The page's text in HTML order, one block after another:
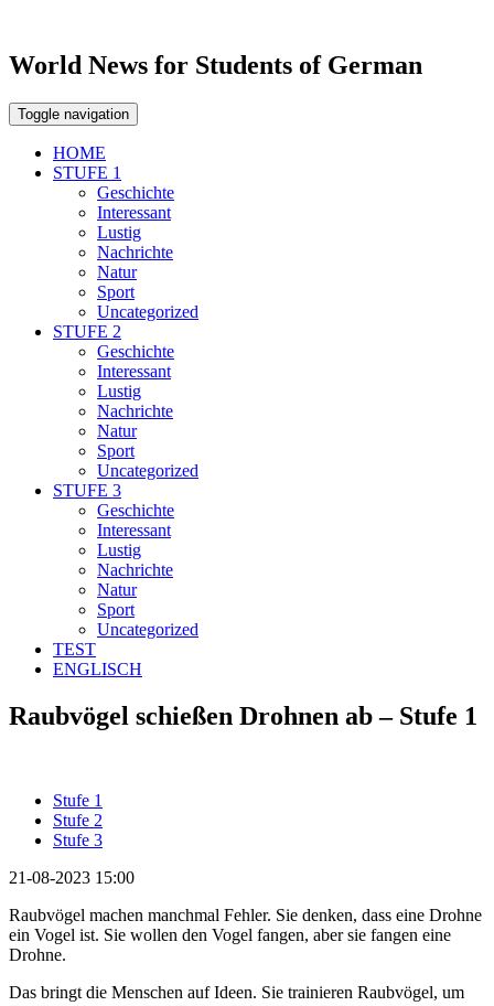
World News for Students of German
Toggle navigation
HOME
STUFE 1
Geschichte
Interessant
Lustig
Nachrichte
Natur
Sport
Uncategorized
STUFE 2
Geschichte
Interessant
Lustig
Nachrichte
Natur
Sport
Uncategorized
STUFE 3
Geschichte
Interessant
Lustig
Nachrichte
Natur
Sport
Uncategorized
TEST
ENGLISCH
Raubvögel schießen Drohnen ab – Stufe 1
Stufe 1
Stufe 2
Stufe 3
21-08-2023 15:00
Raubvögel machen manchmal Fehler. Sie denken, dass eine Drohne
ein Vogel ist. Sie wollen den Vogel fangen, aber sie fangen eine
Drohne.
Das bringt die Menschen auf Ideen. Sie trainieren Raubvögel, um